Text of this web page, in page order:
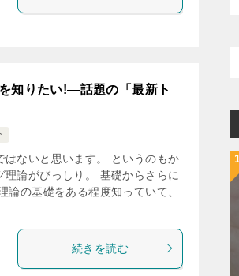
知りたい!―話題の「最新ト
ないと思います。 というのもか
論がびっしり。 基礎からさらに
の基礎をある程度知っていて、
続きを読む